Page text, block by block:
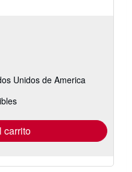
Unidos de America
carrito